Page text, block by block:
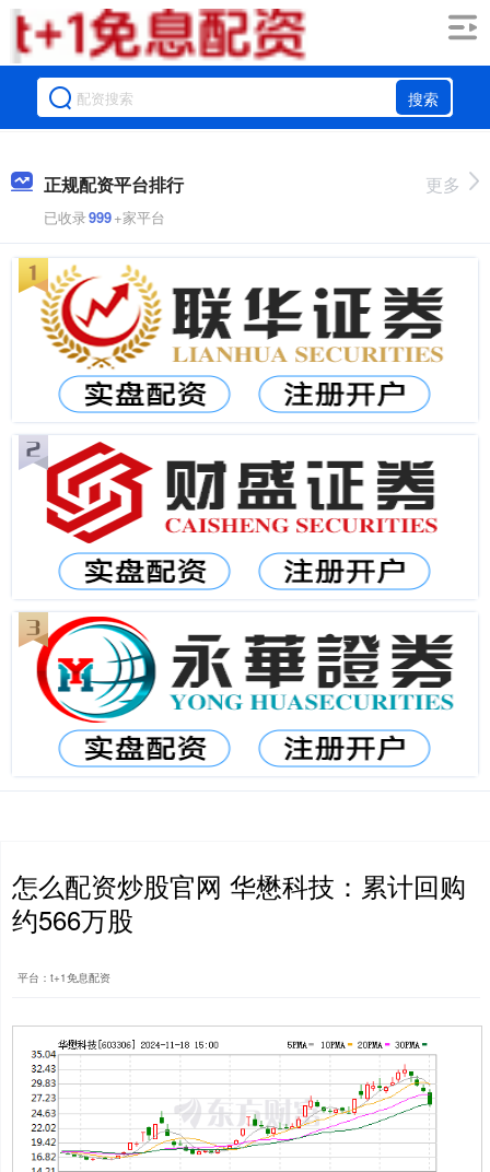
搜索
正规配资平台排行
已收录999+家平台
更多
怎么配资炒股官网 华懋科技：累计回购
约566万股
平台：t+1免息配资